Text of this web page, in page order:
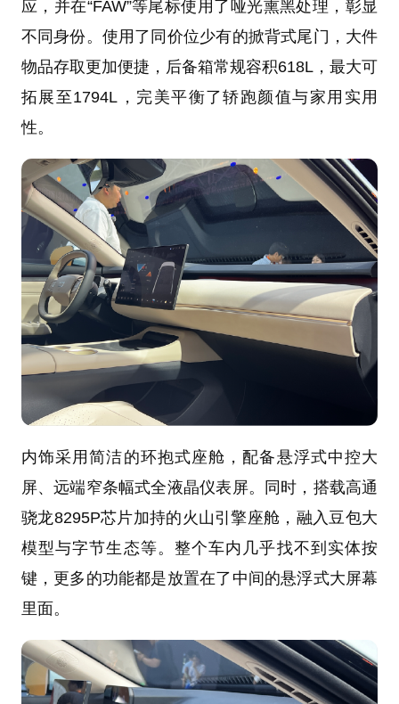
应，并在“FAW”等尾标使用了哑光熏黑处理，彰显
不同身份。使用了同价位少有的掀背式尾门，大件
物品存取更加便捷，后备箱常规容积618L，最大可
拓展至1794L，完美平衡了轿跑颜值与家用实用
性。
内饰采用简洁的环抱式座舱，配备悬浮式中控大
屏、远端窄条幅式全液晶仪表屏。同时，搭载高通
骁龙8295P芯片加持的火山引擎座舱，融入豆包大
模型与字节生态等。整个车内几乎找不到实体按
键，更多的功能都是放置在了中间的悬浮式大屏幕
里面。